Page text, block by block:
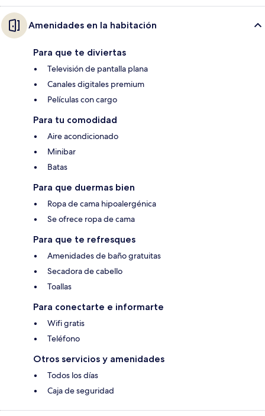
Amenidades en la habitación
Para que te diviertas
Televisión de pantalla plana
Canales digitales premium
Películas con cargo
Para tu comodidad
Aire acondicionado
Minibar
Batas
Para que duermas bien
Ropa de cama hipoalergénica
Se ofrece ropa de cama
Para que te refresques
Amenidades de baño gratuitas
Secadora de cabello
Toallas
Para conectarte e informarte
Wifi gratis
Teléfono
Otros servicios y amenidades
Todos los días
Caja de seguridad